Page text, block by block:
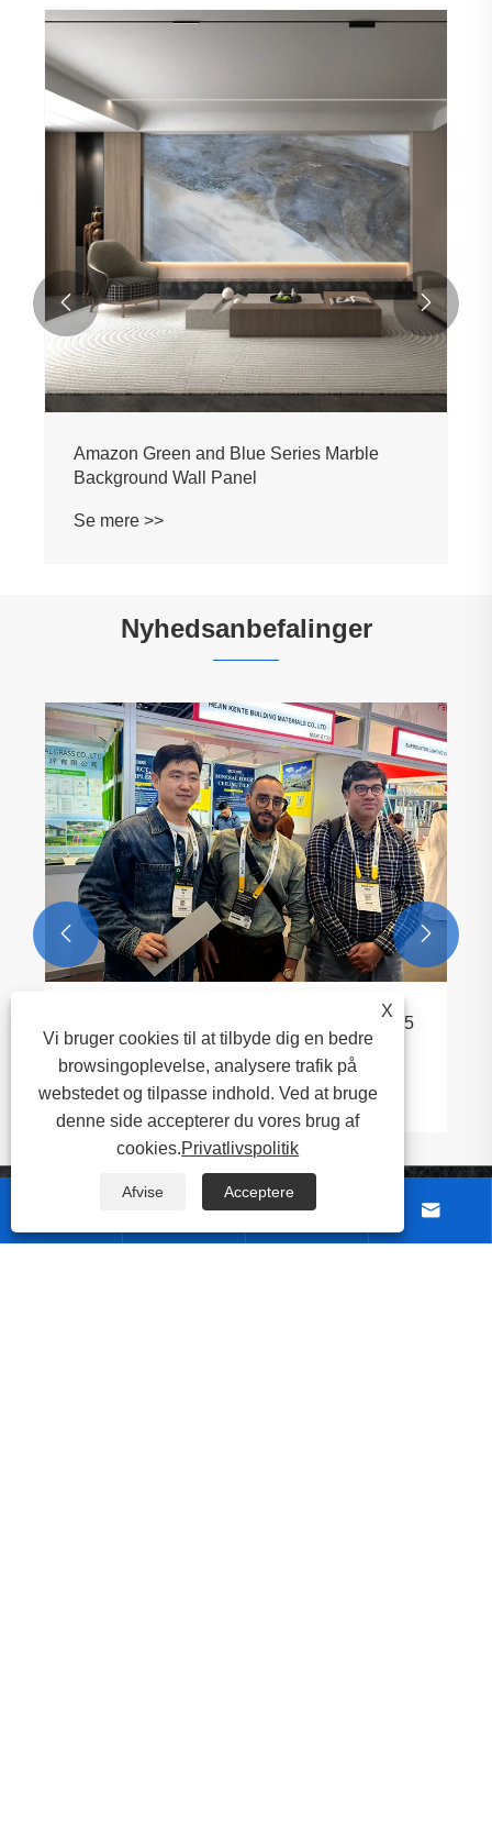
Amazon Green and Blue Series Marble
Background Wall Panel
Se mere >>
 
Nyhedsanbefalinger
Hvad gør WPC vægpanel til det bedste valg
til moderne interiør?
Se mere >>
 
 
X
Vi bruger cookies til at tilbyde dig en bedre
browsingoplevelse, analysere trafik på
webstedet og tilpasse indhold. Ved at bruge
denne side accepterer du vores brug af
cookies.Privatlivspolitik
Afvise Acceptere